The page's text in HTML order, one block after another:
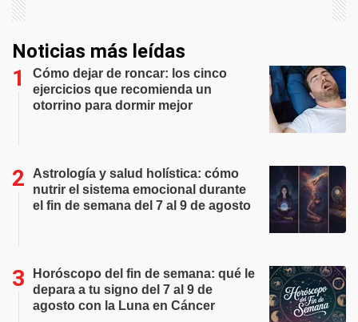
Noticias más leídas
Cómo dejar de roncar: los cinco
ejercicios que recomienda un
otorrino para dormir mejor
Astrología y salud holística: cómo
nutrir el sistema emocional durante
el fin de semana del 7 al 9 de agosto
Horóscopo del fin de semana: qué le
depara a tu signo del 7 al 9 de
agosto con la Luna en Cáncer